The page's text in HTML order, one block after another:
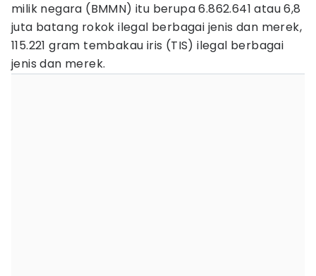
milik negara (BMMN) itu berupa 6.862.641 atau 6,8
juta batang rokok ilegal berbagai jenis dan merek,
115.221 gram tembakau iris (TIS) ilegal berbagai
jenis dan merek.